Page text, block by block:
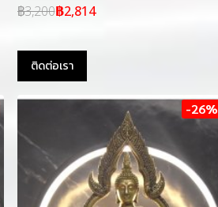
฿3,200฿2,814
ติดต่อเรา
-26%